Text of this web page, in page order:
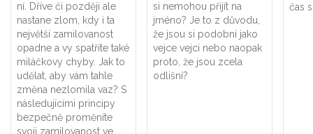
ní. Dříve či později ale
nastane zlom, kdy i ta
největší zamilovanost
opadne a vy spatříte také
miláčkovy chyby. Jak to
udělat, aby vám tahle
změna nezlomila vaz? S
následujícími principy
bezpečně proměníte
svoji zamilovanost ve
si nemohou přijít na
jméno? Je to z důvodu,
že jsou si podobní jako
vejce vejci nebo naopak
proto, že jsou zcela
odlišní?
čas